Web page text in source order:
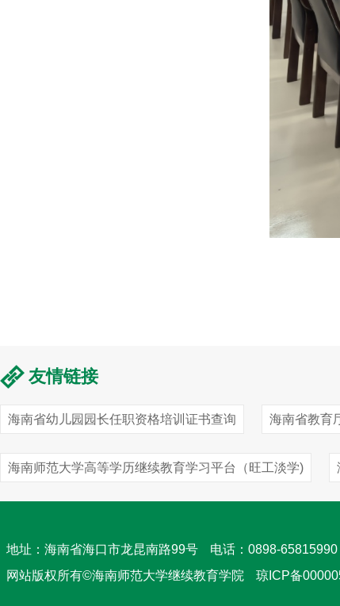
友情链接
海南省幼儿园园长任职资格培训证书查询 海南省教育
海南师范大学高等学历继续教育学习平台（旺工淡学)
地址：海南省海口市龙昆南路99号 电话：0898-65815990
网站版权所有©海南师范大学继续教育学院
琼ICP备